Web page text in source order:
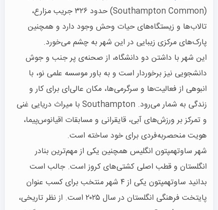
(Southampton Common) حدود ۳۲۶ جریب مزارع،
تالاب‌ها و زیستگاه‌های حیات وحش وجود دارد و همچنین
پارک‌های مرکزی زیبایی در این شهر به چشم می‌خورد.
این شهر با داشتن دو دانشگاه، از صحنه‌ی پر جنب و جوش
دانشجویی نیز برخوردار است و به باور موسسه علمی نو، با
انبوهی از فعالیت‌ها و سرگرمی‌ها، مکان عالی‌ای برای کار و
زندگی به شمار می‌رود. Southampton با میراث دریایی غنی
و تمرکز بر ورزش‌های آبی، قایقرانی و مسابقات اقیانوس‌پیما،
هویت منحصربه‌فردی برای خود ساخته است.
شهر ساوتهمپتون انگلیس همچنین یکی از مهم‌ترین بنادر
انگلستان و قطب اصلی کشتی‌های کروز است. جالب است
بدانید ساوتهمپتون یکی از ۴ شهر منتخب برای کسب عنوان
پایتخت فرهنگی انگلستان در سال ۲۰۲۵ است. از نظر تاریخی،